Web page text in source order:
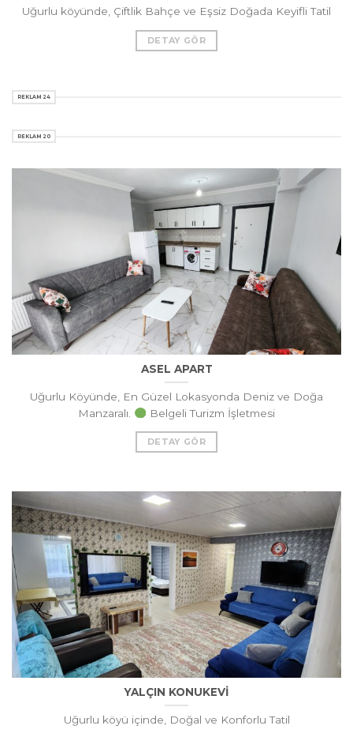
Uğurlu köyünde, Çiftlik Bahçe ve Eşsiz Doğada Keyifli Tatil
DETAY GÖR
REKLAM 24
REKLAM 20
ASEL APART
Uğurlu Köyünde, En Güzel Lokasyonda Deniz ve Doğa
Manzaralı.
Belgeli Turizm İşletmesi
DETAY GÖR
YALÇIN KONUKEVİ
Uğurlu köyü içinde, Doğal ve Konforlu Tatil